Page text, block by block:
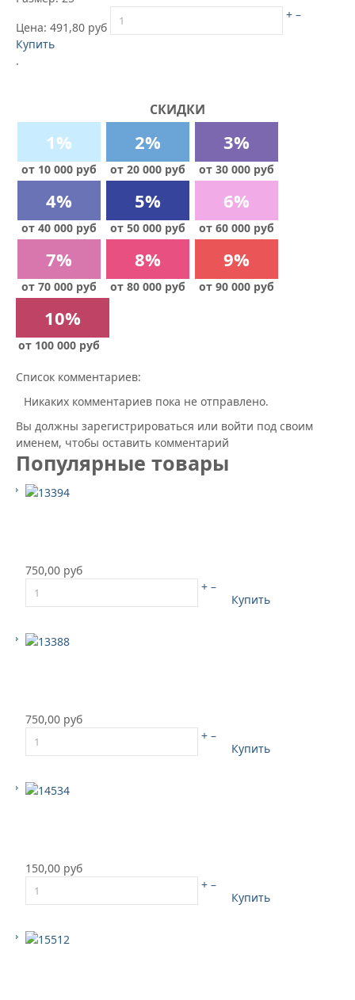
Цена: 491,80 руб
+ –
Купить
.
СКИДКИ
1%
от 10 000 руб
2%
от 20 000 руб
3%
от 30 000 руб
4%
от 40 000 руб
5%
от 50 000 руб
6%
от 60 000 руб
7%
от 70 000 руб
8%
от 80 000 руб
9%
от 90 000 руб
10%
от 100 000 руб
Список комментариев:
Никаких комментариев пока не отправлено.
Вы должны зарегистрироваться или войти под своим
именем, чтобы оставить комментарий
Популярные товары
750,00 руб
+ –
Купить
750,00 руб
+ –
Купить
150,00 руб
+ –
Купить